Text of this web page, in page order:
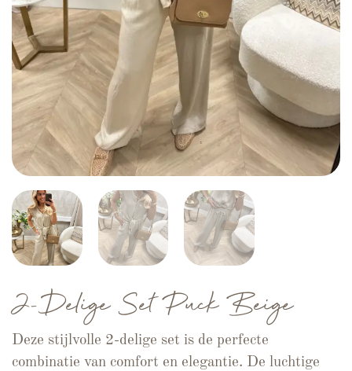
2-Delige Set Puck Beige
Deze stijlvolle 2-delige set is de perfecte
combinatie van comfort en elegantie. De luchtige